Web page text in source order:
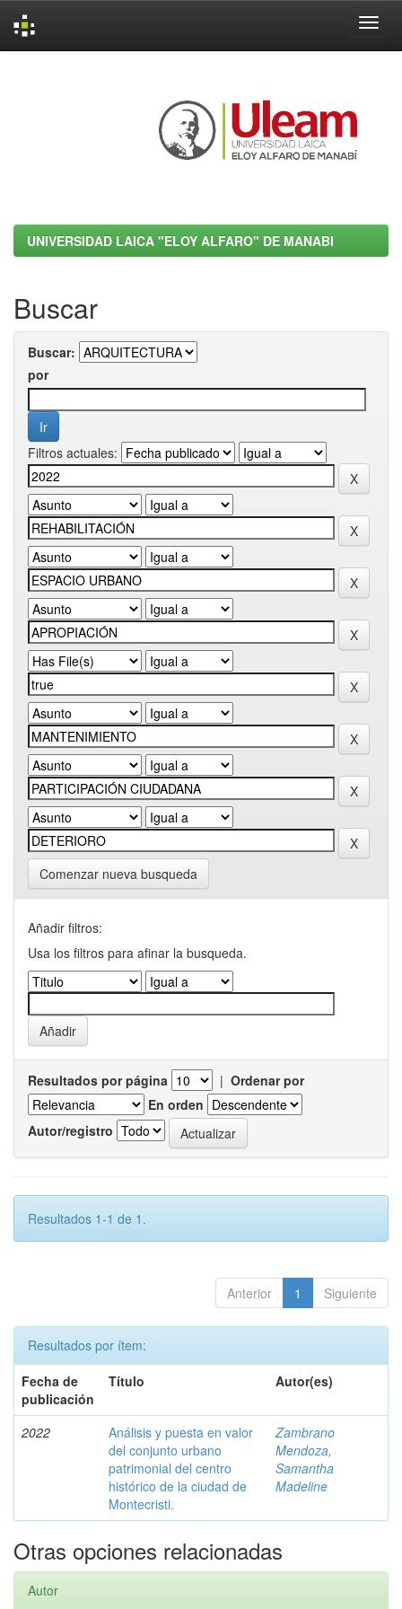
UNIVERSIDAD LAICA "ELOY ALFARO" DE MANABI
Buscar
Buscar:
por
Filtros actuales:
Comenzar nueva busqueda
Añadir filtros:
Usa los filtros para afinar la busqueda.
Resultados por página | Ordenar por
En orden
Autor/registro
Resultados 1-1 de 1.
Anterior 1 Siguiente
Resultados por ítem:
Fecha de
publicación
Título Autor(es)
2022
Análisis y puesta en valor
del conjunto urbano
patrimonial del centro
histórico de la ciudad de
Montecristi.
Zambrano
Mendoza,
Samantha
Madeline
Otras opciones relacionadas
Autor